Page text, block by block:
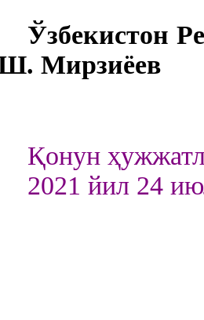
Мирзиёев
Қонун ҳ
2021 йил 24